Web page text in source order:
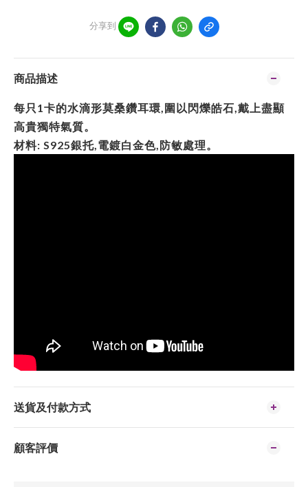
分享到
商品描述
每只1卡的水滴形莫桑鑽耳環,圍以閃爍皓石,戴上盡顯
高貴獨特氣質。
材料: S925銀托,電鍍白金色,防敏處理。
送貨及付款方式
顧客評價